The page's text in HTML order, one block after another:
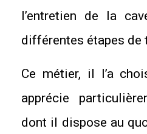
l’entretien de la
différentes étapes de
Ce métier, il l’a
apprécie
dont il dispose au